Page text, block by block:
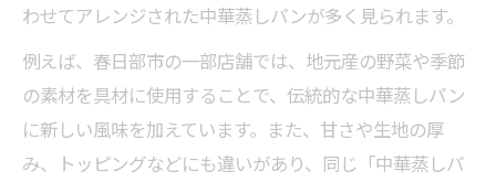
わせてアレンジされた中華蒸しパンが多く見られます。
例えば、春日部市の一部店舗では、地元産の野菜や季節
の素材を具材に使用することで、伝統的な中華蒸しパン
に新しい風味を加えています。また、甘さや生地の厚
み、トッピングなどにも違いがあり、同じ「中華蒸しパ